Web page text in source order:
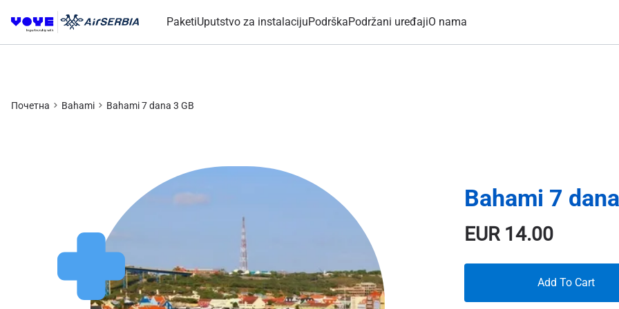
PaketiUputstvo za instalacijuPodrškaPodržani uređajiO nama
Почетна Bahami Bahami 7 dana 3 GB
Bahami 7
EUR14.00
Add To Cart